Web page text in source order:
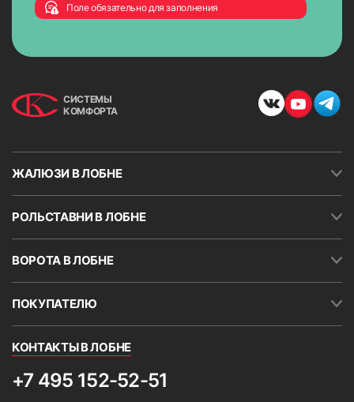
9. Натянуть леску и отрезать лишнее ножницами
Поле обязательно для заполнения
СИСТЕМЫ
КОМФОРТА
ЖАЛЮЗИ В ЛОБНЕ
РОЛЬСТАВНИ В ЛОБНЕ
ВОРОТА В ЛОБНЕ
ПОКУПАТЕЛЮ
КОНТАКТЫ В ЛОБНЕ
+7 495 152-52-51